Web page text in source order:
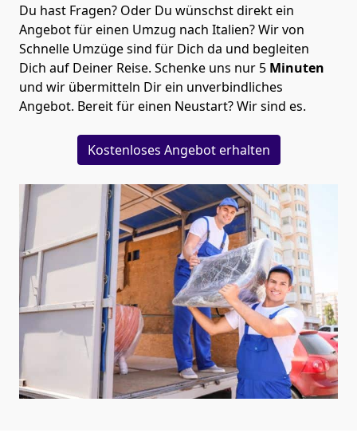
Du hast Fragen? Oder Du wünschst direkt ein
Angebot für einen Umzug nach Italien? Wir von
Schnelle Umzügesind für Dich da und begleiten
Dich auf Deiner Reise. Schenke uns nur 5 Minuten
und wir übermitteln Dir ein unverbindliches
Angebot. Bereit für einen Neustart? Wir sind es.
Kostenloses Angebot erhalten